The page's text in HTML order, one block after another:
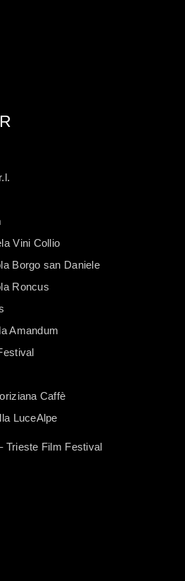
Vini Collio
Borgo san Daniele
Roncus
Amandum
Caffè
LuceAlpe
Trieste Film Festival